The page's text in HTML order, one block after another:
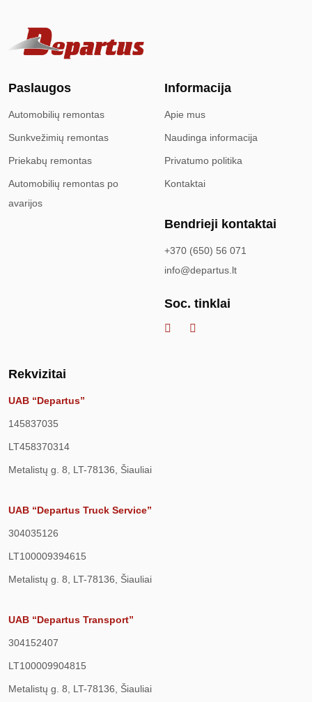
Paslaugos
Automobilių remontas
Sunkvežimių remontas
Priekabų remontas
Automobilių remontas po
avarijos
Informacija
Apie mus
Naudinga informacija
Privatumo politika
Kontaktai
Bendrieji kontaktai
+370 (650) 56 071
info@departus.lt
Soc. tinklai
Rekvizitai
UAB “Departus”
145837035
LT458370314
Metalistų g. 8, LT-78136, Šiauliai
UAB “Departus Truck Service”
304035126
LT100009394615
Metalistų g. 8, LT-78136, Šiauliai
UAB “Departus Transport”
304152407
LT100009904815
Metalistų g. 8, LT-78136, Šiauliai